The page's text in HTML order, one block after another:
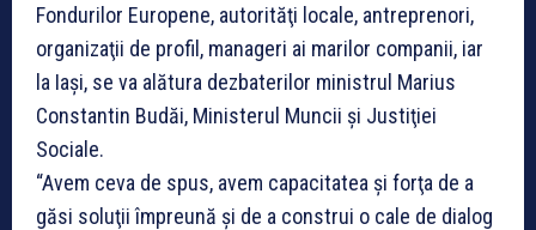
Fondurilor Europene, autorităţi locale, antreprenori,
organizaţii de profil, manageri ai marilor companii, iar
la Iaşi, se va alătura dezbaterilor ministrul Marius
Constantin Budăi, Ministerul Muncii şi Justiţiei
Sociale.
“Avem ceva de spus, avem capacitatea şi forţa de a
găsi soluţii împreună şi de a construi o cale de dialog